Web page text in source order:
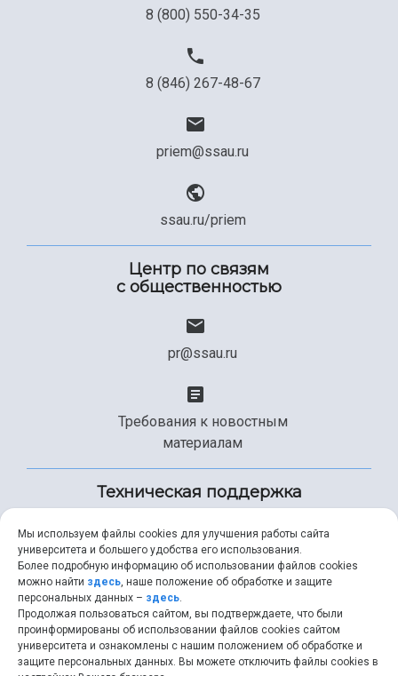
8 (800) 550-34-35
8 (846) 267-48-67
priem@ssau.ru
ssau.ru/priem
Центр по связям
с общественностью
pr@ssau.ru
Требования к новостным
материалам
Техническая поддержка
+7 (846) 267-49-99
help@ssau.ru
Мы используем файлы cookies для улучшения работы сайта
университета и большего удобства его использования.
Более подробную информацию об использовании файлов cookies
можно найти здесь, наше положение об обработке и защите
персональных данных – здесь.
Продолжая пользоваться сайтом, вы подтверждаете, что были
проинформированы об использовании файлов cookies сайтом
университета и ознакомлены с нашим положением об обработке и
защите персональных данных. Вы можете отключить файлы cookies в